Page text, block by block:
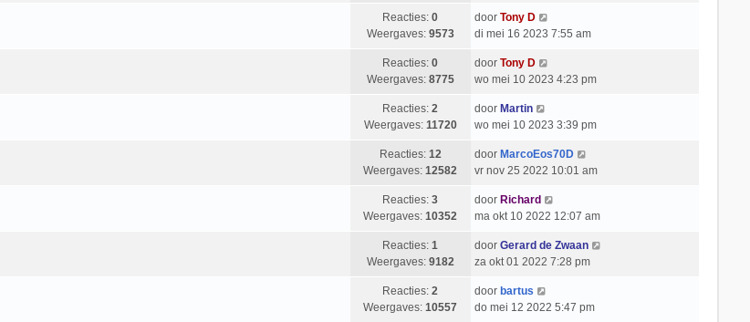
Reacties:0
Weergaves: 9573
door Tony D
di mei 16 2023 7:55 am
Reacties:0
Weergaves: 8775
door Tony D
wo mei 10 2023 4:23 pm
Reacties:2
Weergaves: 11720
door Martin
wo mei 10 2023 3:39 pm
Reacties: 12
Weergaves:12582
door MarcoEos70D
vr nov 25 2022 10:01 am
Reacties:3
Weergaves:10352
door Richard
ma okt 10 2022 12:07 am
Reacties:1
Weergaves: 9182
door Gerard de Zwaan
za okt 01 2022 7:28 pm
Reacties:2
Weergaves:10557
door bartus
do mei 12 2022 5:47 pm